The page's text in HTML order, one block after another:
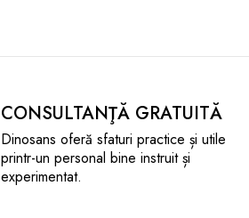
CONSULTANŢĂ GRATUITĂ
Dinosans oferă sfaturi practice și utile
printr-un personal bine instruit și
experimentat.